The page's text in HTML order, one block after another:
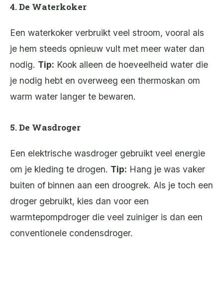
4. De Waterkoker
Een waterkoker verbruikt veel stroom, vooral als
je hem steeds opnieuw vult met meer water dan
nodig. Tip: Kook alleen de hoeveelheid water die
je nodig hebt en overweeg een thermoskan om
warm water langer te bewaren.
5. De Wasdroger
Een elektrische wasdroger gebruikt veel energie
om je kleding te drogen. Tip: Hang je was vaker
buiten of binnen aan een droogrek. Als je toch een
droger gebruikt, kies dan voor een
warmtepompdroger die veel zuiniger is dan een
conventionele condensdroger.